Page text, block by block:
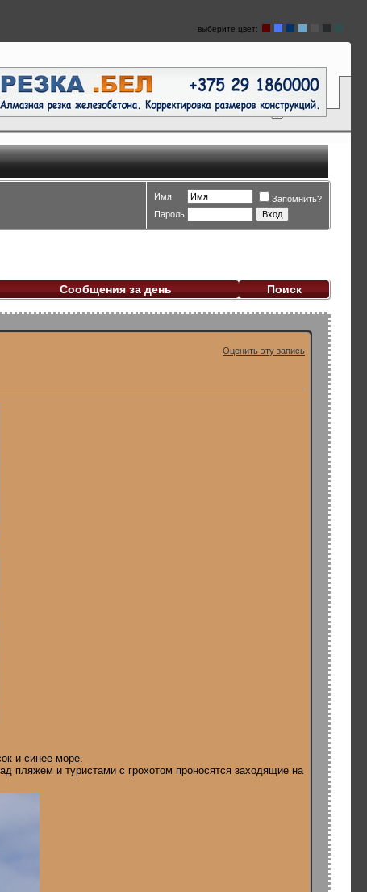
выберите цвет:
Имя
Запомнить?
Пароль
Сообщения за день Поиск
Оценить эту запись
и синее море.
пляжем и туристами с грохотом проносятся заходящие на